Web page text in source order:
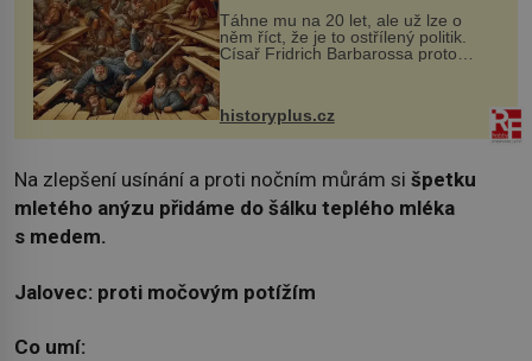
Táhne mu na 20 let, ale už lze o
něm říct, že je to ostřílený politik.
Císař Fridrich Barbarossa proto
posílá svého syna a dědice Jindřicha
VI. do Erfurtu, aby se stal
prostředníkem při řešení sporu m...
historyplus.cz
Na zlepšení usínání a proti nočním můrám si špetku
mletého anýzu přidáme do šálku teplého mléka
s medem.
Jalovec: proti močovým potížím
Co umí: